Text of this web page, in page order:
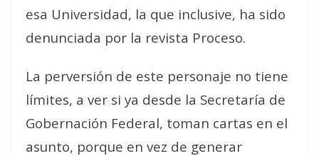
esa Universidad, la que inclusive, ha sido
denunciada por la revista Proceso.
La perversión de este personaje no tiene
límites, a ver si ya desde la Secretaría de
Gobernación Federal, toman cartas en el
asunto, porque en vez de generar